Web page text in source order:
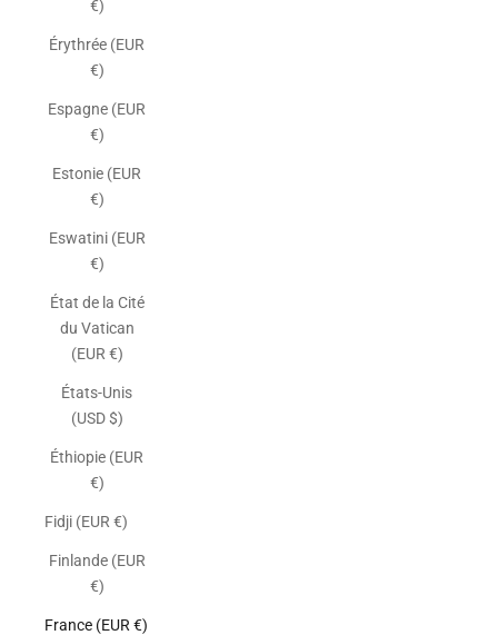
€)
Érythrée (EUR
€)
Espagne (EUR
€)
Estonie (EUR
€)
Eswatini (EUR
€)
État de la Cité
du Vatican
(EUR €)
États-Unis
(USD $)
Éthiopie (EUR
€)
Fidji (EUR €)
Finlande (EUR
€)
France (EUR €)